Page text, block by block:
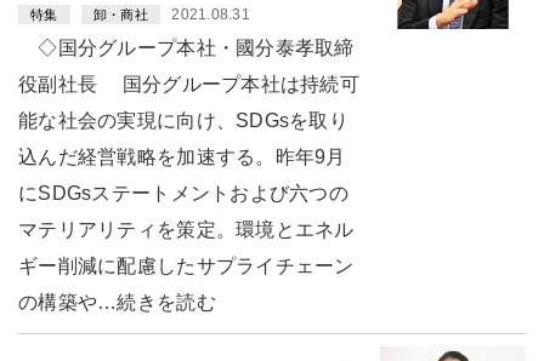
特集 卸・商社 2021.08.31
◇国分グループ本社・國分泰孝取締
役副社長 国分グループ本社は持続可
能な社会の実現に向け、SDGsを取り
込んだ経営戦略を加速する。昨年9月
にSDGsステートメントおよび六つの
マテリアリティを策定。環境とエネル
ギー削減に配慮したサプライチェーン
の構築や…続きを読む